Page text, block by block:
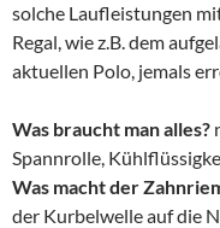
solche Laufleistungen
Regal, wie z.B. dem
aktuellen Polo, jemals
Was braucht man alles?
Spannrolle,
Was macht der
der Kurbelwelle auf die